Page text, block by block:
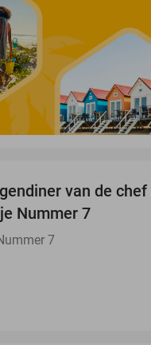
van de chef
Nummer 7
7